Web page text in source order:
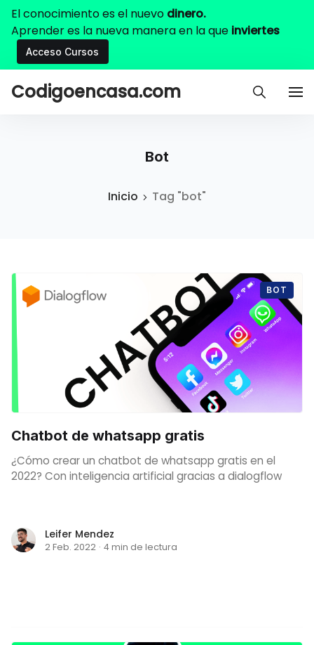
El conocimiento es el nuevo dinero.
Aprender es la nueva manera en la que inviertes
Acceso Cursos
Codigoencasa.com
Bot
Inicio Tag "bot"
BOT
Chatbot de whatsapp gratis
¿Cómo crear un chatbot de whatsapp gratis en el
2022? Con inteligencia artificial gracias a dialogflow
Leifer Mendez
2 Feb. 2022 · 4 min de lectura